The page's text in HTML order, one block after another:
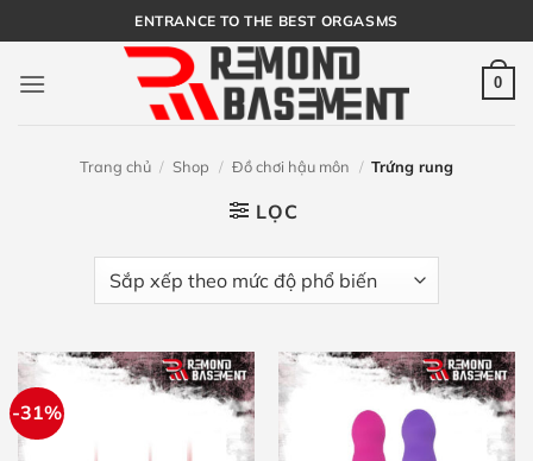
qua
nội
ENTRANCE TO THE BEST ORGASMS
0
Trang chủ / Shop / Đồ chơi hậu môn / Trứng rung
LỌC
-31%